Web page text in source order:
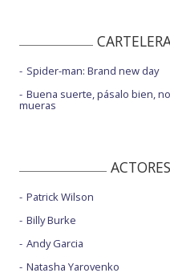
Spider-man: Brand new day
Buena suerte, pásalo bien, no
mueras
Patrick Wilson
Billy Burke
Andy Garcia
Natasha Yarovenko